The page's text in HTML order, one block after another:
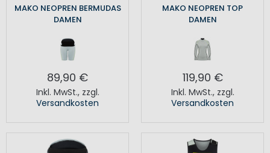
MAKO NEOPREN BERMUDAS
DAMEN
89,90 €
Inkl. MwSt., zzgl.
Versandkosten
MAKO NEOPREN TOP
DAMEN
119,90 €
Inkl. MwSt., zzgl.
Versandkosten